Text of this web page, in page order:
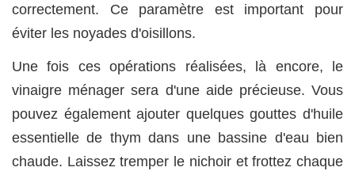
correctement. Ce paramètre est important pour
éviter les noyades d'oisillons.
Une fois ces opérations réalisées, là encore, le
vinaigre ménager sera d'une aide précieuse. Vous
pouvez également ajouter quelques gouttes d'huile
essentielle de thym dans une bassine d'eau bien
chaude. Laissez tremper le nichoir et frottez chaque